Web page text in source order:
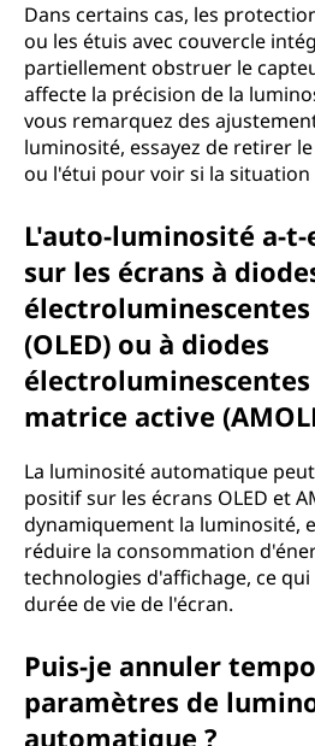
Dans certains cas, les
ou les étuis avec couvercle
partiellement obstruer le
affecte la précision de la
vous remarquez des
luminosité, essayez de retirer
ou l'étui pour voir si la situation
L'auto-luminosité a-
sur les écrans à
(OLED) ou à diodes
matrice active
La luminosité automatique
positif sur les écrans OLED et
dynamiquement la luminosité,
réduire la consommation
technologies d'affichage, ce
durée de vie de l'écran.
Puis-je annuler
paramètres de
automatique ?